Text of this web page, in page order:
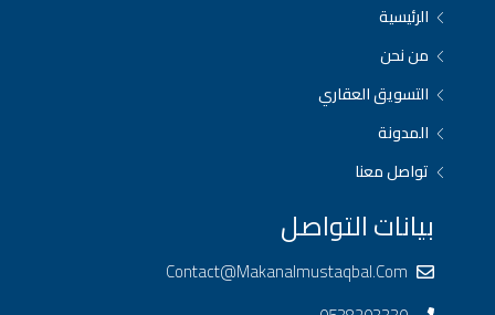
الرئيسية
من نحن
التسويق العقاري
المدونة
تواصل معنا
بيانات التواصل
Contact@makanalmustaqbal.com